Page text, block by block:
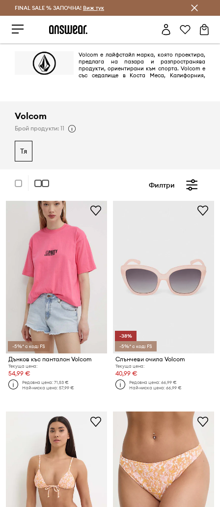
Спестявай с Answear Club
FINAL SALE % ЗАПОЧНА! Виж тук
Volcom е лайфстайл марка, която проектира,
предлага на пазара и разпространява
продукти, ориентирани към спортa. Volcom е
със седалище в Коста Меса, Калифорния,
Volcom
Брой продукти: 11
тя
Филтри
-5%* с код: FS
Дънков къс панталон Volcom
Текуща цена:
54,99 €
Редовна цена:71,53 €
Най-ниска цена:57,99 €
-38%
-5%* с код: FS
Слънчеви очила Volcom
Текуща цена:
40,99 €
Редовна цена:66,99 €
Най-ниска цена:66,99 €